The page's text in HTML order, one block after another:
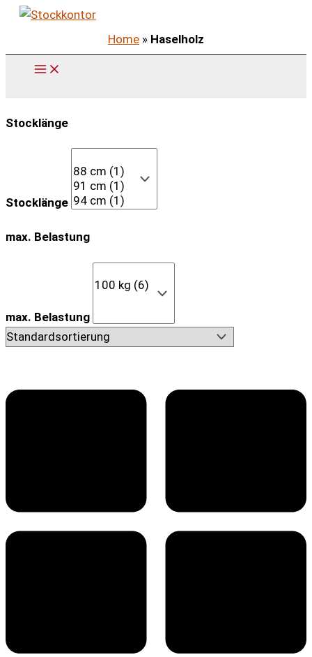
Zum
springen
Home » Haselholz
Stocklänge
Stocklänge
max. Belastung
max. Belastung